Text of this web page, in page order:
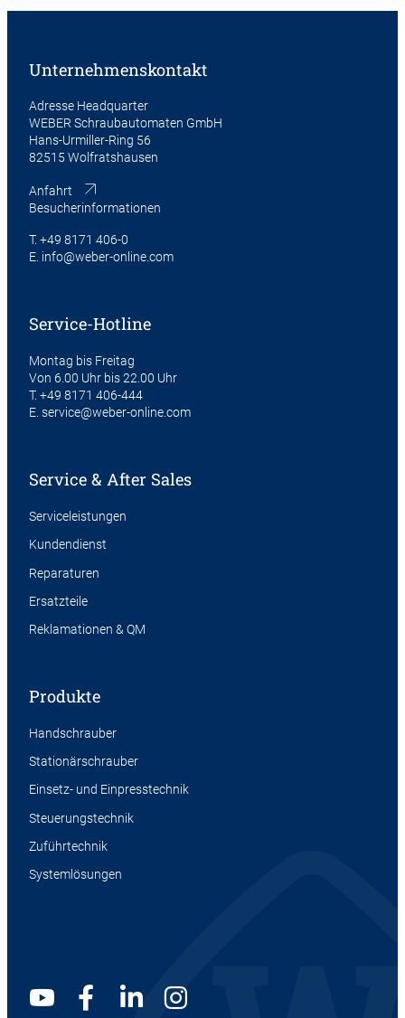
Unternehmenskontakt
Adresse Headquarter
WEBER Schraubautomaten GmbH
Hans-Urmiller-Ring 56
82515 Wolfratshausen
Anfahrt
Besucherinformationen
T. +49 8171 406-0
E. info@weber-online.com
Service-Hotline
Montag bis Freitag
Von 6.00 Uhr bis 22.00 Uhr
T. +49 8171 406-444
E. service@weber-online.com
Service & After Sales
Serviceleistungen
Kundendienst
Reparaturen
Ersatzteile
Reklamationen & QM
Produkte
Handschrauber
Stationärschrauber
Einsetz- und Einpresstechnik
Steuerungstechnik
Zuführtechnik
Systemlösungen